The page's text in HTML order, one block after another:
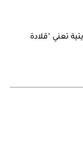
تعني "قلادة